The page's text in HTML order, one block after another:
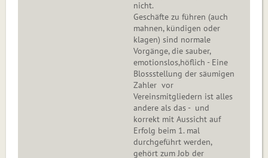
nicht.
Geschäfte zu führen (auch
mahnen, kündigen oder
klagen) sind normale
Vorgänge, die sauber,
emotionslos,höflich - Eine
Blossstellung der säumigen
Zahler vor
Vereinsmitgliedern ist alles
andere als das - und
korrekt mit Aussicht auf
Erfolg beim 1. mal
durchgeführt werden,
gehört zum Job der